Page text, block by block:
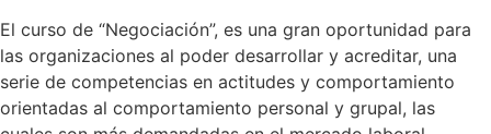
El curso de “Negociación”, es una gran oportunidad para
las organizaciones al poder desarrollar y acreditar, una
serie de competencias en actitudes y comportamiento
orientadas al comportamiento personal y grupal, las